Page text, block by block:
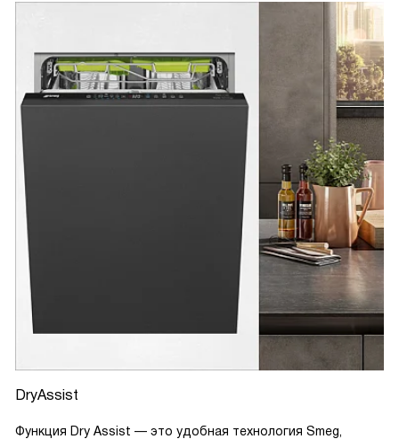
DryAssist
Функция Dry Assist — это удобная технология Smeg,